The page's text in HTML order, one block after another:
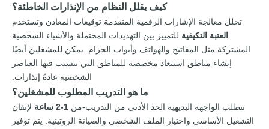
كيف يقلل النظام من الإنذارات الخاطئة؟
تحلل معالجة الإشارات الرقمية المتقدمة توقيعات المعادن وتستخدم
العتبة التكيفية للتمييز بين التهديدات المحتملة والأشياء الشخصية
المشتركة مثل المفاتيح والهواتف وأبواب الحزام. يمكن للمشغلين أيضًا
إنشاء مناطق استبعاد مخصصة للمناطق التي تتسبب فيها العناصر
الشخصية عادةً إنذارات.
ما هو التدريب المطلوب للمشغلين؟
تتطلب الواجهة البديهية الحد الأدنى من التدريب-من 1-2 ساعة
لإتقان
التشغيل الأساسي واختيار الملف الشخصي والصيانة الروتينية. يتم توفير